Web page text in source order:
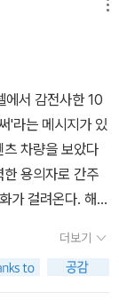
에서 감전사한 10
'라는 메시지가 있
차량을 보았다
용의자로 간주
가 걸려온다. 해당
. 린지는 용의자를
여자아이와 사내
몰래 타고 나왔을
더보기